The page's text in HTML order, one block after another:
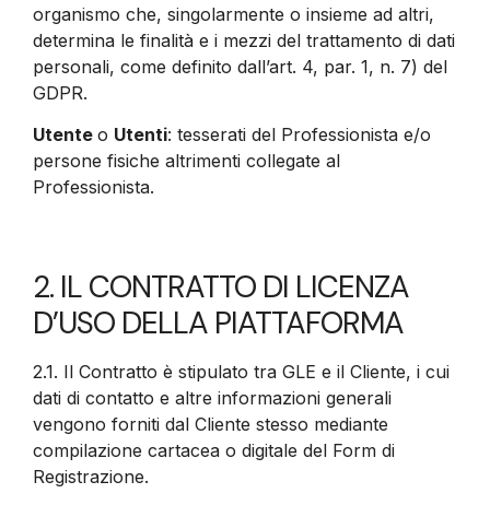
organismo che, singolarmente o insieme ad altri,
determina le finalità e i mezzi del trattamento di dati
personali, come definito dall’art. 4, par. 1, n. 7) del
GDPR.
Utente o Utenti: tesserati del Professionista e/o
persone fisiche altrimenti collegate al
Professionista.
2. IL CONTRATTO DI LICENZA
D’USO DELLA PIATTAFORMA
2.1. Il Contratto è stipulato tra GLE e il Cliente, i cui
dati di contatto e altre informazioni generali
vengono forniti dal Cliente stesso mediante
compilazione cartacea o digitale del Form di
Registrazione.